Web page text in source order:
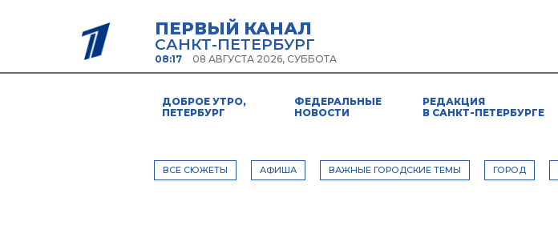
ПЕРВЫЙ КАНАЛ
САНКТ-ПЕТЕРБУРГ
08:17 08 АВГУСТА 2026, СУББОТА
ДОБРОЕ УТРО,
ПЕТЕРБУРГ
ФЕДЕРАЛЬНЫЕ
НОВОСТИ
РЕДАКЦИЯ
В САНКТ-ПЕТЕРБУРГЕ
ВСЕ СЮЖЕТЫ АФИША ВАЖНЫЕ ГОРОДСКИЕ ТЕМЫ ГОРОД